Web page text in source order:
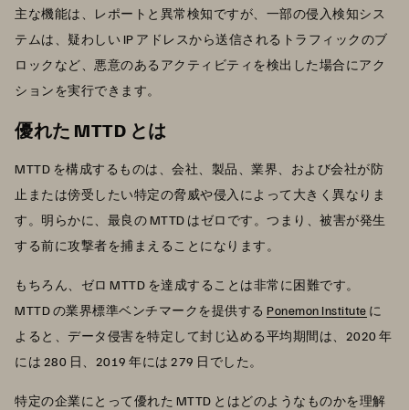
主な機能は、レポートと異常検知ですが、一部の侵入検知シス
テムは、疑わしい IP アドレスから送信されるトラフィックのブ
ロックなど、悪意のあるアクティビティを検出した場合にアク
ションを実行できます。
優れた MTTD とは
MTTD を構成するものは、会社、製品、業界、および会社が防
止または傍受したい特定の脅威や侵入によって大きく異なりま
す。明らかに、最良の MTTD はゼロです。つまり、被害が発生
する前に攻撃者を捕まえることになります。
もちろん、ゼロ MTTD を達成することは非常に困難です。
MTTD の業界標準ベンチマークを提供する Ponemon Institute に
よると、データ侵害を特定して封じ込める平均期間は、2020 年
には 280 日、2019 年には 279 日でした。
特定の企業にとって優れた MTTD とはどのようなものかを理解